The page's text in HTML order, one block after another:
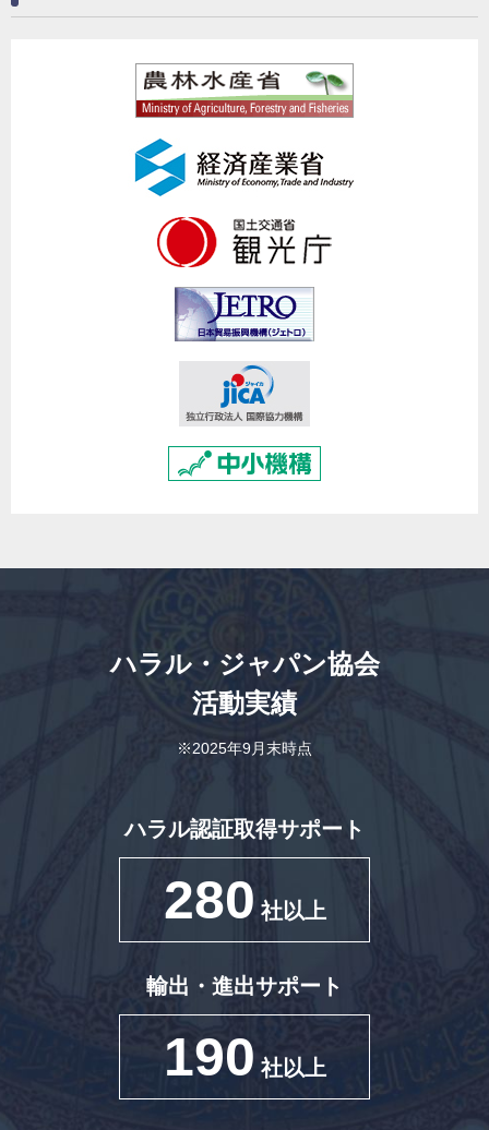
ハラル・ジャパン協会
活動実績
※2025年9月末時点
ハラル認証取得サポート
280 社以上
輸出・進出サポート
190 社以上